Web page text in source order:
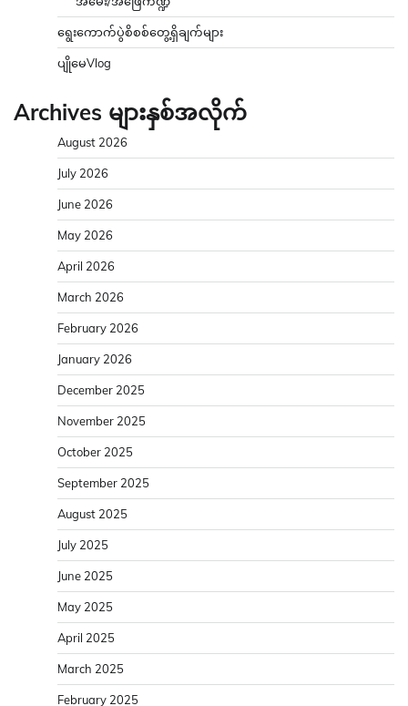
ရွေးကောက်ပွဲစိစစ်တွေ့ရှိချက်များ
ပျိုမေVlog
Archives များနှစ်အလိုက်
August 2026
July 2026
June 2026
May 2026
April 2026
March 2026
February 2026
January 2026
December 2025
November 2025
October 2025
September 2025
August 2025
July 2025
June 2025
May 2025
April 2025
March 2025
February 2025